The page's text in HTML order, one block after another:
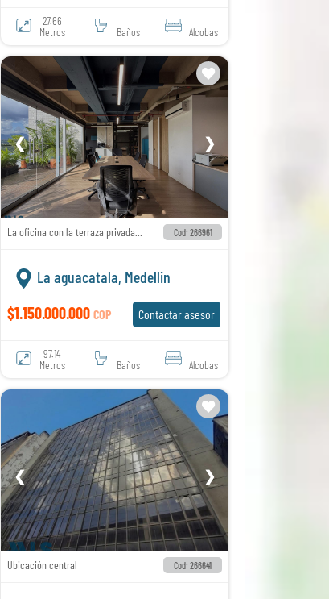
27.66
Metros
Baños Alcobas
❮ ❯
La oficina con la terraza privada que ninguna otra tiene. Cod: 266961
La aguacatala, Medellin
$1.150.000.000 COP Contactar asesor
97.14
Metros
Baños Alcobas
❮ ❯
Ubicación central Cod: 266641